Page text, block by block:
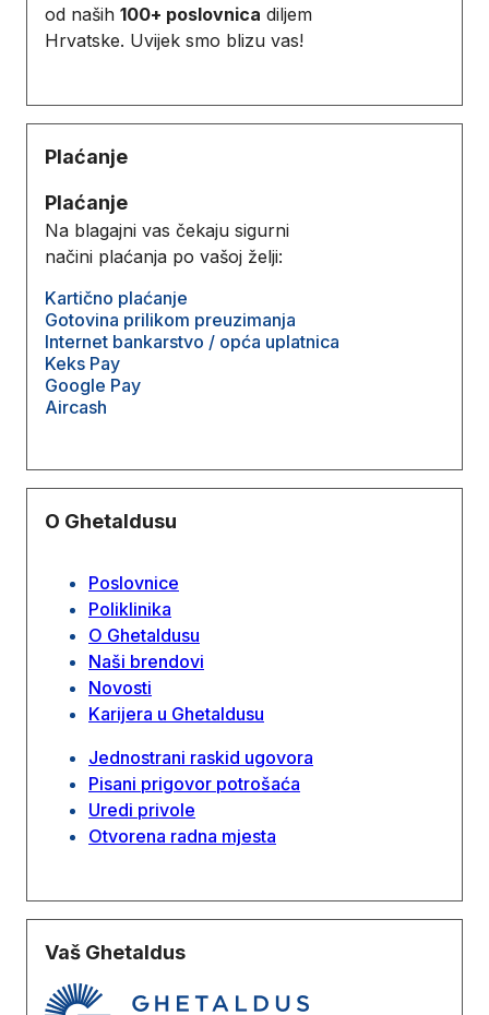
od naših 100+ poslovnica diljem
Hrvatske. Uvijek smo blizu vas!
Plaćanje
Plaćanje
Na blagajni vas čekaju sigurni
načini plaćanja po vašoj želji:
Kartično plaćanje
Gotovina prilikom preuzimanja
Internet bankarstvo / opća uplatnica
Keks Pay
Google Pay
Aircash
O Ghetaldusu
Poslovnice
Poliklinika
O Ghetaldusu
Naši brendovi
Novosti
Karijera u Ghetaldusu
Jednostrani raskid ugovora
Pisani prigovor potrošaća
Uredi privole
Otvorena radna mjesta
Vaš Ghetaldus